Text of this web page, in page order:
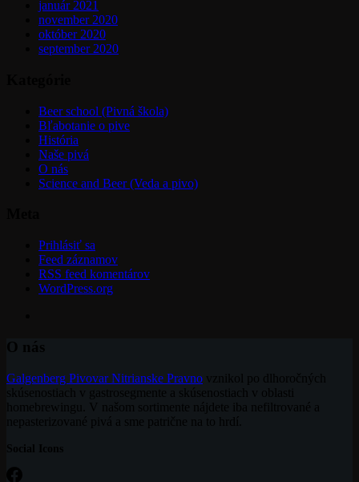
január 2021
november 2020
október 2020
september 2020
Beer school (Pivná škola)
Bľabotanie o pive
História
Naše pivá
O nás
Science and Beer (Veda a pivo)
Prihlásiť sa
Feed záznamov
RSS feed komentárov
WordPress.org
O nás
Galgenberg Pivovar Nitrianske Pravno vznikol po dlhoročných
skúsenostiach v gastrosegmente a skúsenostiach v oblasti
homebrewingu. V našom sortimente nájdete iba nefiltrované a
nepasterizované pivá a sme patrične na to hrdí.
Social Icons